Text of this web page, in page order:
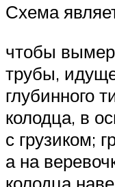
Схема
чтобы
трубы,
глубинного
колодца, в
с грузиком;
а на